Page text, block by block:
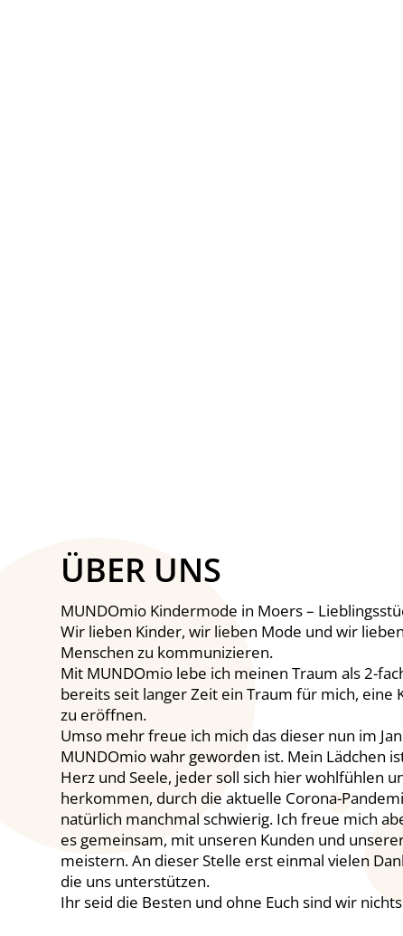
ÜBER UNS
MUNDOmio Kindermode in Moers –
Wir lieben Kinder, wir lieben Mode und wir
Menschen zu kommunizieren.
Mit MUNDOmio lebe ich meinen Traum als 2-
bereits seit langer Zeit ein Traum für mich, eine
zu eröffnen.
Umso mehr freue ich mich das dieser nun im
MUNDOmio wahr geworden ist. Mein Lädchen
Herz und Seele, jeder soll sich hier wohlfühlen
herkommen, durch die aktuelle Corona-
natürlich manchmal schwierig. Ich freue mich
es gemeinsam, mit unseren Kunden und
meistern. An dieser Stelle erst einmal vielen
die uns unterstützen.
Ihr seid die Besten und ohne Euch sind wir